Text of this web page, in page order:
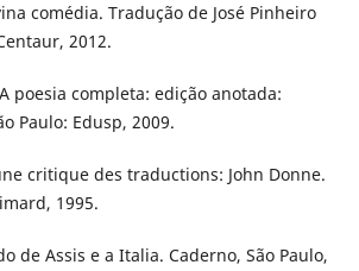
comédia. Tradução de José Pinheiro
2012.
poesia completa: edição anotada:
Paulo: Edusp, 2009.
critique des traductions: John Donne.
1995.
de Assis e a Italia. Caderno, São Paulo,